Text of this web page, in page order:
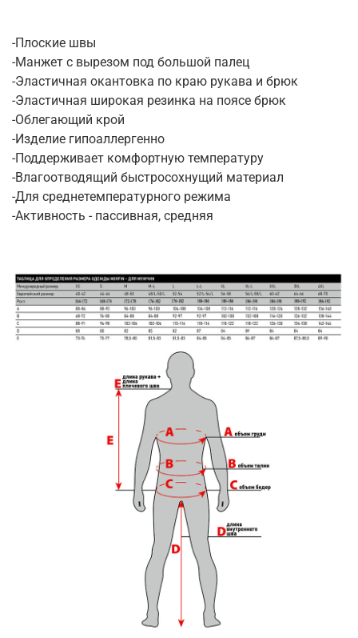
-Плоские швы
-Манжет с вырезом под большой палец
-Эластичная окантовка по краю рукава и брюк
-Эластичная широкая резинка на поясе брюк
-Облегающий крой
-Изделие гипоаллергенно
-Поддерживает комфортную температуру
-Влагоотводящий быстросохнущий материал
-Для среднетемпературного режима
-Активность - пассивная, средняя